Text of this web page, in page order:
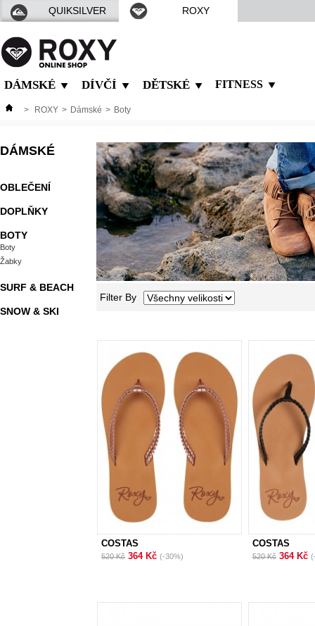
QUIKSILVER ROXY
DÁMSKÉ DÍVČÍ DĚTSKÉ FITNESS
> ROXY > Dámské > Boty
DÁMSKÉ
OBLEČENÍ
DOPLŇKY
BOTY
Boty
Žabky
SURF & BEACH
SNOW & SKI
Filter By
COSTAS
520 Kč 364 Kč (-30%)
COSTAS
520 Kč 364 Kč